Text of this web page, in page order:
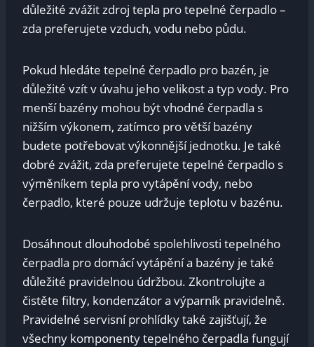
‍důležité zvážit zdroj tepla⁢ pro tepelné čerpadlo –
⁢zda preferujete vzduch, vodu nebo půdu.
Pokud ⁤hledáte⁢ tepelné čerpadlo pro bazén, je​
důležité vzít v ⁤úvahu jeho‌ velikost a typ ‍vody.‍ Pro
menší bazény ‍mohou být vhodné čerpadla s
nižším výkonem, zatímco pro větší bazény
budete potřebovat výkonnější ⁢jednotku. Je také
dobré ​zvážit, zda preferujete tepelné čerpadlo⁢ s​
výměníkem tepla pro vytápění⁣ vody, nebo
čerpadlo, které‍ pouze udržuje teplotu v bazénu.
Dosáhnout dlouhodobé‌ spolehlivosti tepelného
čerpadla pro domácí ⁤vytápění a bazény​ je také
důležité pravidelnou údržbou. Zkontrolujte a⁢
čistěte filtry, kondenzátor a výparník pravidelně. ​
Pravidelné servisní prohlídky také zajišťují, ​že
všechny komponenty tepelného ​čerpadla fungují